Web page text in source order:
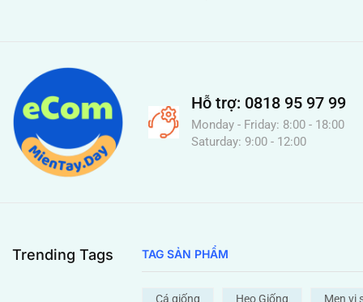
Hỗ trợ: 0818 95 97 99
Monday - Friday: 8:00 - 18:00
Saturday: 9:00 - 12:00
Trending Tags TAG SẢN PHẨM
Cá giống Heo Giống Men vi